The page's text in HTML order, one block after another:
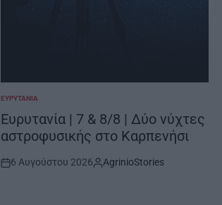
POSTED
IN
ΕΥΡΥΤΑΝΊΑ
Ευρυτανία | 7 & 8/8 | Δύο νύχτες
αστροφυσικής στο Καρπενήσι
Post
6 Αυγούστου 2026
By:
AgrinioStories